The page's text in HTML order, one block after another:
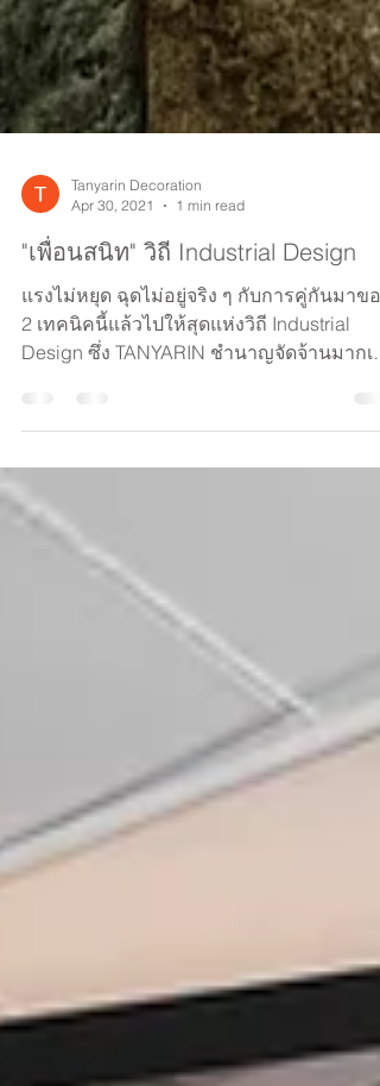
Apr 30, 2021
1 min read
"เพื่อนสนิท" วิถี Industrial Design
แรงไม่หยุด ฉุดไม่อยู่จริง ๆ กับการคู่กันมาของ
2 เทคนิคนี้แล้วไปให้สุดแห่งวิถี Industrial
คง...